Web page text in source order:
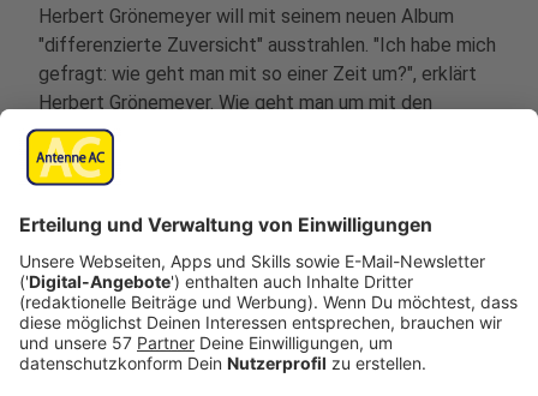
Herbert Grönemeyer will mit seinem neuen Album
"differenzierte Zuversicht" ausstrahlen. "Ich habe mich
gefragt: wie geht man mit so einer Zeit um?", erklärt
Herbert Grönemeyer. Wie geht man um mit den
Ängsten, der Melancholie, der Besorgnis? "Ich als
sturer Optimist glaube, dass da eine positive Form von
Demut und Mitgefühl entsteht." So steht es in den
Infos zum Album "Das ist los". Was vor allem im
hat auch mit 66 Jahren immer noch viel Spaß an Musik.
Anzeige